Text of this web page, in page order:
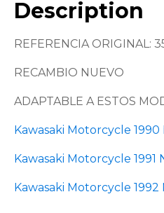
Description
REFERENCIA ORIGINAL:
RECAMBIO NUEVO
ADAPTABLE A ESTOS
Kawasaki Motorcycle 1990
Kawasaki Motorcycle 1991
Kawasaki Motorcycle 1992